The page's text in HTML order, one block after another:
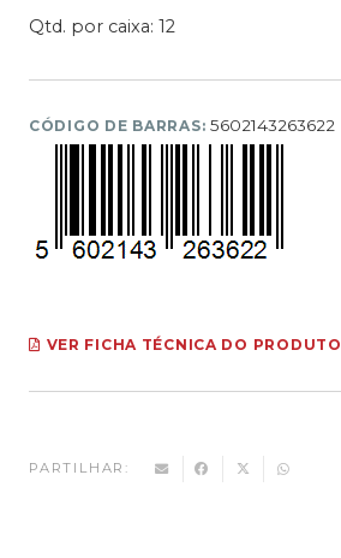
Qtd. por caixa: 12
CÓDIGO DE BARRAS: 5602143263622
VER FICHA TÉCNICA DO PRODUTO
PARTILHAR: